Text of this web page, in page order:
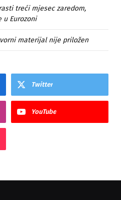
treći mjesec zaredom,
u Eurozoni
materijal nije priložen
Twitter
YouTube